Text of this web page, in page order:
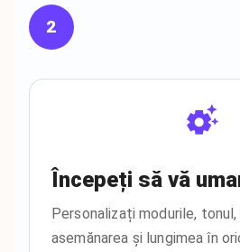
2
Începeți să vă
Personalizați modurile,
asemănarea și lungimea în